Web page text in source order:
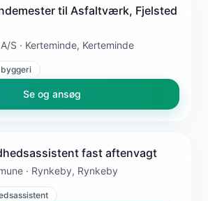
til Asfaltværk, Fjelsted
S · Kerteminde, Kerteminde
Se og ansøg
fast aftenvagt
· Rynkeby, Rynkeby